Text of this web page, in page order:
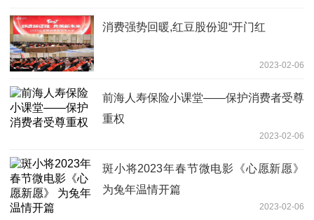
消费强势回暖,红豆股份迎“开门红
2023-02-06
前海人寿保险小课堂——保护消费者受尊
重权
2023-02-06
斑小将2023年春节微电影《心愿新愿》
为兔年温情开篇
2023-02-06